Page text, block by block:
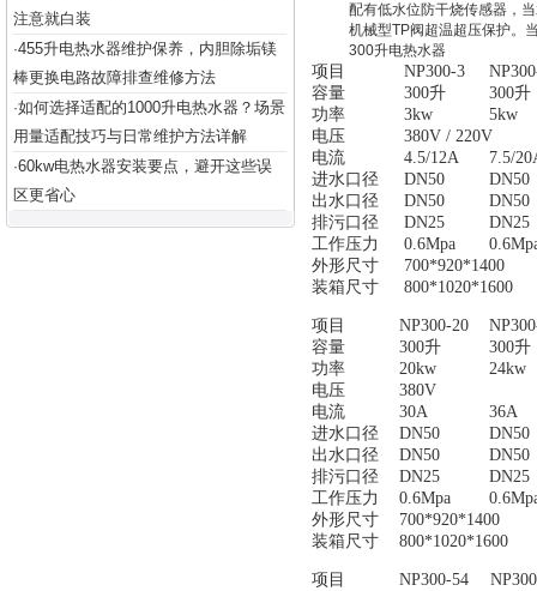
注意就白装
·455升电热水器维护保养，内胆除垢镁
棒更换电路故障排查维修方法
·如何选择适配的1000升电热水器？场景
用量适配技巧与日常维护方法详解
·60kw电热水器安装要点，避开这些误
区更省心
配有低水位防干烧传感器，
机械型TP阀超温超压保护。
300升电热水器
项目 NP300-3
容量
300升
300升
功率
3kw
5kw
电压
380V / 220V
电流
4.5/12A
7.5/
进水口径
DN50
DN50
出水口径
DN50
DN50
排污口径
DN25
DN25
工作压力
0.6Mpa
外形尺寸
700*920*1400
装箱尺寸
800*1020*1600
项目 NP300-20
容量
300升
300升
功率
20kw
24kw
电压
380V
电流
30A
36A
进水口径
DN50
DN50
出水口径
DN50
DN50
排污口径
DN25
DN25
工作压力
0.6Mpa
外形尺寸
700*920*1400
装箱尺寸
800*1020*1600
项目 NP300-54